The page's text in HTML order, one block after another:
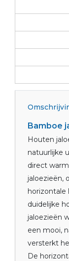
Bamboe
Houten
natuurlijke
direct
jaloezieën,
horizontale
duidelijke
jaloezieën
een mooi,
versterkt
De